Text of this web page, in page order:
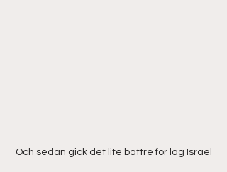
Och sedan gick det lite bättre för lag Israel